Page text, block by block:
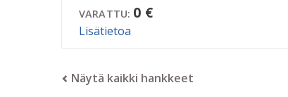
VARATTU: 0 €
Lisätietoa
Näytä kaikki hankkeet